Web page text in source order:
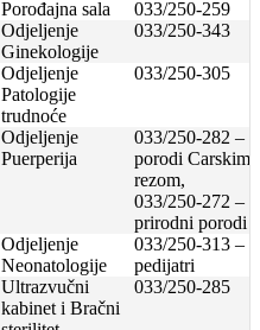
Porođajna sala
033/250-259
Odjeljenje
Ginekologije
033/250-343
Odjeljenje
Patologije
trudnoće
033/250-305
Odjeljenje
Puerperija
033/250-282 –
porodi Carskim
rezom,
033/250-272 –
prirodni porodi
Odjeljenje
Neonatologije
033/250-313 –
pedijatri
Ultrazvučni
kabinet i Bračni
033/250-285